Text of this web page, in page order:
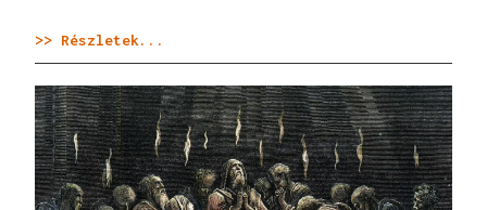
>> Részletek...